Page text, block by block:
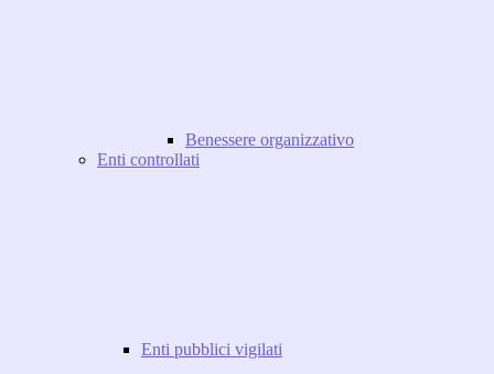
Benessere organizzativo
Enti controllati
Enti pubblici vigilati